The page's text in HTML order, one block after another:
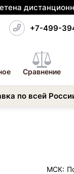
+7-499-
Сравнение
по всей
МСК: